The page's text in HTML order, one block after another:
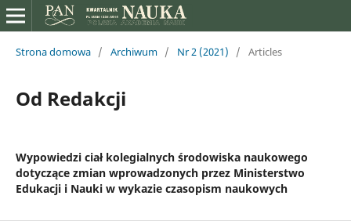
Strona domowa / Archiwum / Nr 2 (2021) / Articles
Od Redakcji
Wypowiedzi ciał kolegialnych środowiska naukowego
dotyczące zmian wprowadzonych przez Ministerstwo
Edukacji i Nauki w wykazie czasopism naukowych